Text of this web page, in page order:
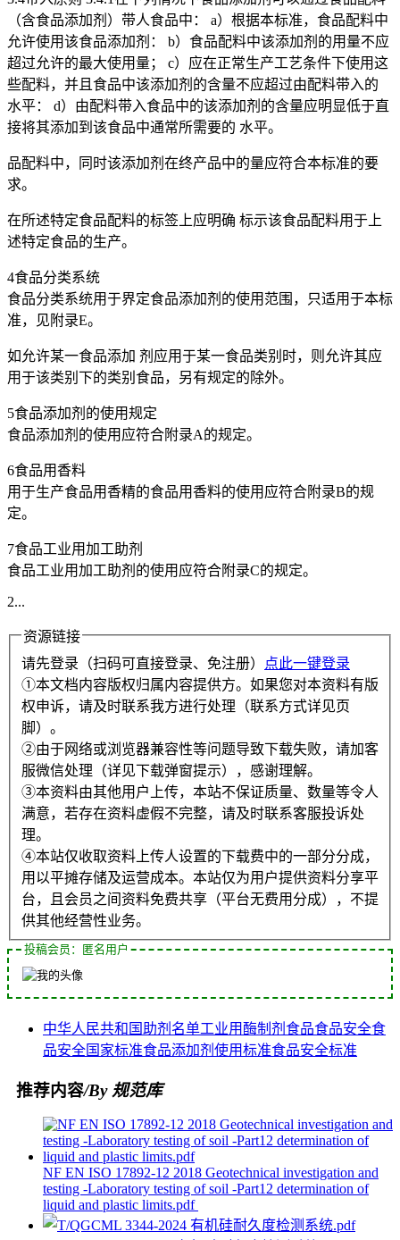
（含食品添加剂）带人食品中： a）根据本标准，食品配料中
允许使用该食品添加剂： b）食品配料中该添加剂的用量不应
超过允许的最大使用量； c）应在正常生产工艺条件下使用这
些配料，并且食品中该添加剂的含量不应超过由配料带入的
水平： d）由配料带入食品中的该添加剂的含量应明显低于直
接将其添加到该食品中通常所需要的 水平。
品配料中，同时该添加剂在终产品中的量应符合本标准的要
求。
在所述特定食品配料的标签上应明确 标示该食品配料用于上
述特定食品的生产。
4食品分类系统
食品分类系统用于界定食品添加剂的使用范围，只适用于本标
准，见附录E。
如允许某一食品添加 剂应用于某一食品类别时，则允许其应
用于该类别下的类别食品，另有规定的除外。
5食品添加剂的使用规定
食品添加剂的使用应符合附录A的规定。
6食品用香料
用于生产食品用香精的食品用香料的使用应符合附录B的规
定。
7食品工业用加工助剂
食品工业用加工助剂的使用应符合附录C的规定。
2...
资源链接
请先登录（扫码可直接登录、免注册）
点此一键登录
①本文档内容版权归属内容提供方。如果您对本资料有版
权申诉，请及时联系我方进行处理（联系方式详见页
脚）。
②由于网络或浏览器兼容性等问题导致下载失败，请加客
服微信处理（详见下载弹窗提示），感谢理解。
③本资料由其他用户上传，本站不保证质量、数量等令人
满意，若存在资料虚假不完整，请及时联系客服投诉处
理。
④本站仅收取资料上传人设置的下载费中的一部分分成，
用以平摊存储及运营成本。本站仅为用户提供资料分享平
台，且会员之间资料免费共享（平台无费用分成），不提
供其他经营性业务。
投稿会员：匿名用户
中华人民共和国 助剂 名单工业用 酶制剂 食品食品安全食
品安全国家标准食品添加剂使用标准食品安全标准
推荐内容/By 规范库
NF EN ISO 17892-12 2018 Geotechnical investigation and
testing -Laboratory testing of soil -Part12 determination of
liquid and plastic limits.pdf